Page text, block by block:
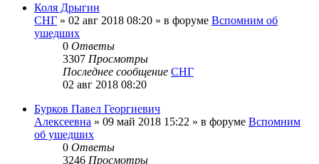
Коля Дрыгин
СНГ » 02 авг 2018 08:20 » в форуме Вспомним об
ушедших
0 Ответы
3307 Просмотры
Последнее сообщение СНГ
02 авг 2018 08:20
Бурков Павел Георгиевич
Алексеевна » 09 май 2018 15:22 » в форуме Вспомним
об ушедших
0 Ответы
3246 Просмотры